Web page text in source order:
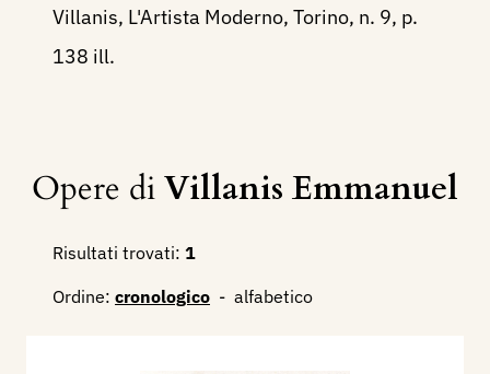
Villanis, L'Artista Moderno, Torino, n. 9, p.
138 ill.
Opere diVillanis Emmanuel
Risultati trovati: 1
Ordine: cronologico - alfabetico